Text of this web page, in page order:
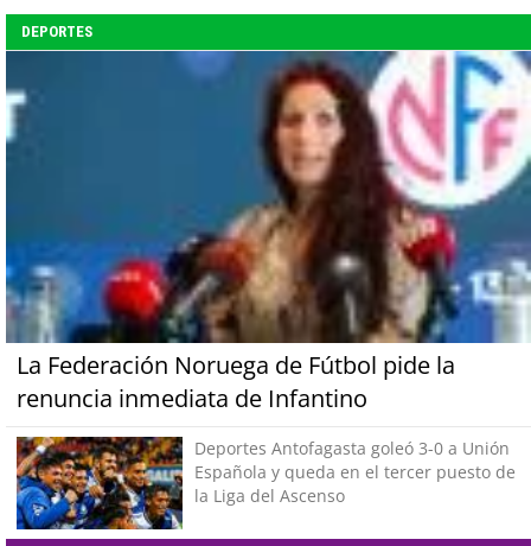
DEPORTES
La Federación Noruega de Fútbol pide la
renuncia inmediata de Infantino
Deportes Antofagasta goleó 3-0 a Unión
Española y queda en el tercer puesto de
la Liga del Ascenso